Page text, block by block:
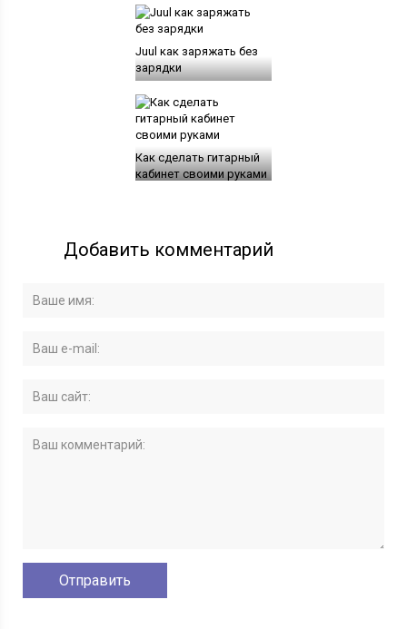
Juul как заряжать без
зарядки
Как сделать гитарный
кабинет своими руками
Добавить комментарий